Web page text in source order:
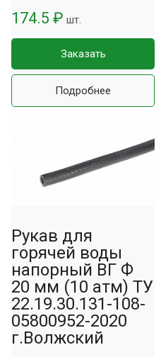
174.5 ₽ шт.
Заказать
Подробнее
Рукав для
горячей воды
напорный ВГ Ф
20 мм (10 атм) ТУ
22.19.30.131-108-
05800952-2020
г.Волжский